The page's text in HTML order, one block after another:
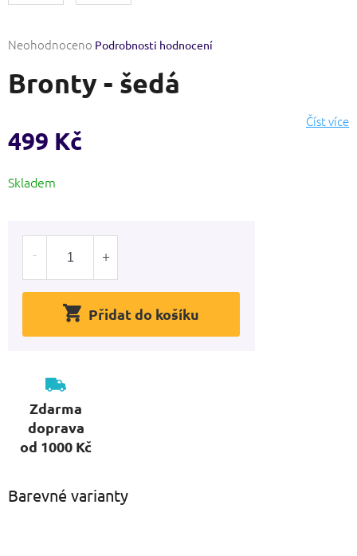
Průměrné
produktu
je
5
hvězdiček.
Neohodnoceno Podrobnosti hodnocení
Bronty - šedá
Číst více
499 Kč
cena:
Skladem
Přidat do košíku
Zdarma
doprava
od 1000 Kč
Barevné varianty